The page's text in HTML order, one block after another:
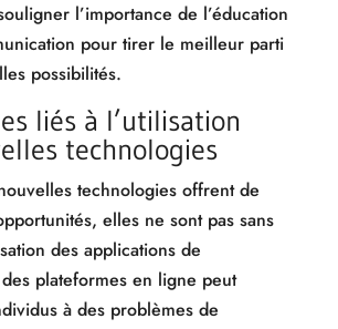
l’importance de l’éducation
pour tirer le meilleur parti
possibilités.
liés à l’utilisation
technologies
technologies offrent de
elles ne sont pas sans
des applications de
plateformes en ligne peut
à des problèmes de